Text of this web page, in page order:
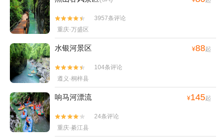


3957条评论
重庆·万盛区
水银河景区 ¥88起


104条评论
遵义·桐梓县
响马河漂流 ¥145起


24条评论
重庆·綦江县